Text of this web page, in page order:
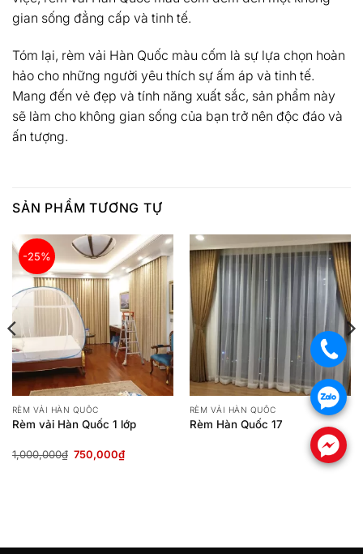
gian sống đẳng cấp và tinh tế.
Tóm lại, rèm vải Hàn Quốc màu cốm là sự lựa chọn hoàn
hảo cho những người yêu thích sự ấm áp và tinh tế.
Mang đến vẻ đẹp và tính năng xuất sắc, sản phẩm này
sẽ làm cho không gian sống của bạn trở nên độc đáo và
ấn tượng.
SẢN PHẨM TƯƠNG TỰ
-25%
RÈM VẢI HÀN QUỐC
Rèm vải Hàn Quốc 1 lớp
1,000,000₫ Giá
750,000₫Giá
hiện
RÈM VẢI HÀN QUỐC
Rèm Hàn Quốc 17
.
.
.